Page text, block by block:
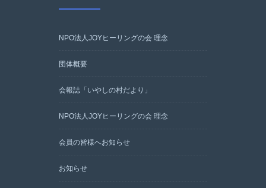
NPO法人JOYヒーリングの会 理念
団体概要
会報誌「いやしの村だより」
NPO法人JOYヒーリングの会 理念
会員の皆様へお知らせ
お知らせ